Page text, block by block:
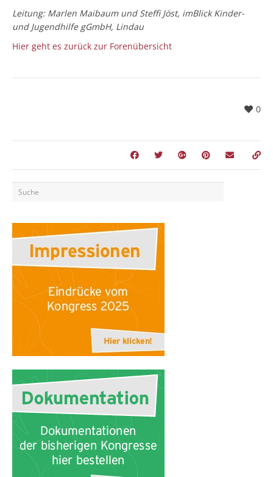
Leitung: Marlen Maibaum und Steffi Jöst, imBlick Kinder-
und Jugendhilfe gGmbH, Lindau
Hier geht es zurück zur Forenübersicht
0